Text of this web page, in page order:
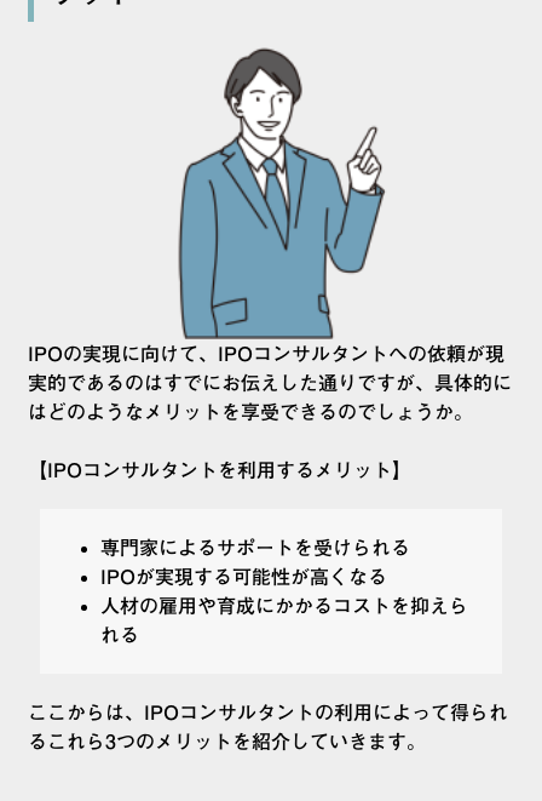
IPOの実現に向けて、IPOコンサルタントへの依頼が現
実的であるのはすでにお伝えした通りですが、具体的に
はどのようなメリットを享受できるのでしょうか。
【IPOコンサルタントを利用するメリット】
専門家によるサポートを受けられる
IPOが実現する可能性が高くなる
人材の雇用や育成にかかるコストを抑えら
れる
ここからは、IPOコンサルタントの利用によって得られ
るこれら3つのメリットを紹介していきます。